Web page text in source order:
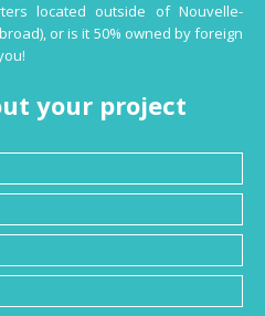
located outside of Nouvelle-
or is it 50% owned by foreign
your project